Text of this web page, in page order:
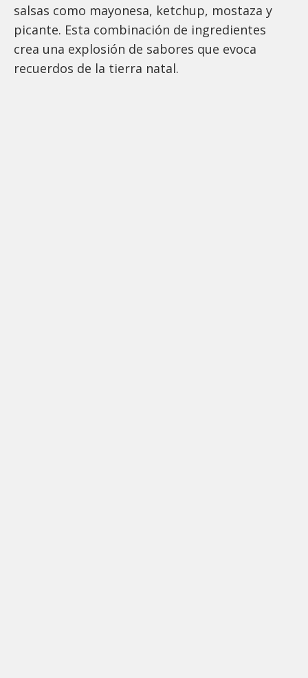
salsas como mayonesa, ketchup, mostaza y
picante. Esta combinación de ingredientes
crea una explosión de sabores que evoca
recuerdos de la tierra natal.